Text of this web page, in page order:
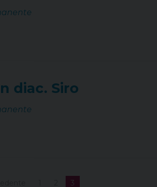
diac. Siro
3